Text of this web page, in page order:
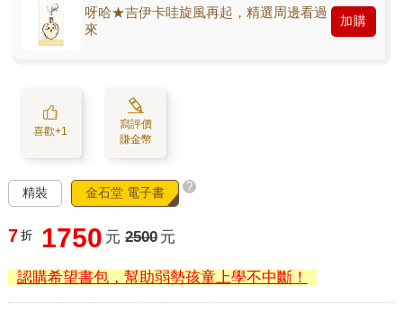
呀哈★吉伊卡哇旋風再起，精選周邊看過
來
加購
喜歡+1
寫評價
賺金幣
精裝 金石堂 電子書 ?
7 折 1750 元 2500 元
認購希望書包，幫助弱勢孩童上學不中斷！